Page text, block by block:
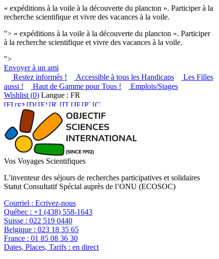
« expéditions à la voile à la découverte du plancton ». Participer à la
recherche scientifique et vivre des vacances à la voile.
"> « expéditions à la voile à la découverte du plancton ». Participer
à la recherche scientifique et vivre des vacances à la voile.
">
Envoyer à un ami
Restez informés !
Accessible à tous les Handicaps
Les Filles
aussi !
Haut de Gamme pour Tous !
Emplois/Stages
Wishlist (0) Langue : FR
Vos Voyages Scientifiques
L’inventeur des séjours de recherches participatives et solidaires
Statut Consultatif Spécial auprès de l’ONU (ECOSOC)
Courriel : Ecrivez-nous
Québec : +1 (438) 558-1643
Suisse : 022 519 0440
Belgique : 023 18 35 65
France : 01 85 08 36 30
Dates, Places, Tarifs : en direct